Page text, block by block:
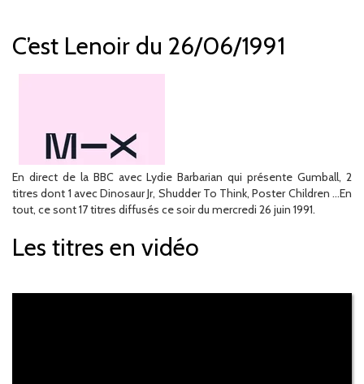
C’est Lenoir du 26/06/1991
En direct de la BBC avec Lydie Barbarian qui présente Gumball, 2
titres dont 1 avec Dinosaur Jr, Shudder To Think, Poster Children …En
tout, ce sont 17 titres diffusés ce soir du mercredi 26 juin 1991.
Les titres en vidéo